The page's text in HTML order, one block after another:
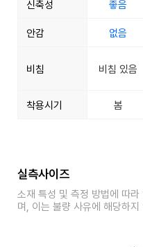
신축성 좋음
안감 없음
비침 비침 있음
착용시기 봄
실측사이즈
소재 특성 및 측정 방법에 따
며, 이는 불량 사유에 해당하